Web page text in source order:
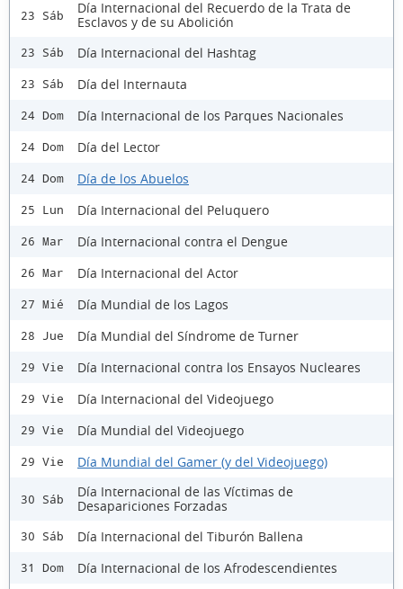
23 Sáb
Día Internacional del Recuerdo de la Trata de
Esclavos y de su Abolición
23 Sáb Día Internacional del Hashtag
23 Sáb Día del Internauta
24 Dom Día Internacional de los Parques Nacionales
24 Dom Día del Lector
24 Dom Día de los Abuelos
25 Lun Día Internacional del Peluquero
26 Mar Día Internacional contra el Dengue
26 Mar Día Internacional del Actor
27 Mié Día Mundial de los Lagos
28 Jue Día Mundial del Síndrome de Turner
29 Vie Día Internacional contra los Ensayos Nucleares
29 Vie Día Internacional del Videojuego
29 Vie Día Mundial del Videojuego
29 Vie Día Mundial del Gamer (y del Videojuego)
30 Sáb
Día Internacional de las Víctimas de
Desapariciones Forzadas
30 Sáb Día Internacional del Tiburón Ballena
31 Dom Día Internacional de los Afrodescendientes